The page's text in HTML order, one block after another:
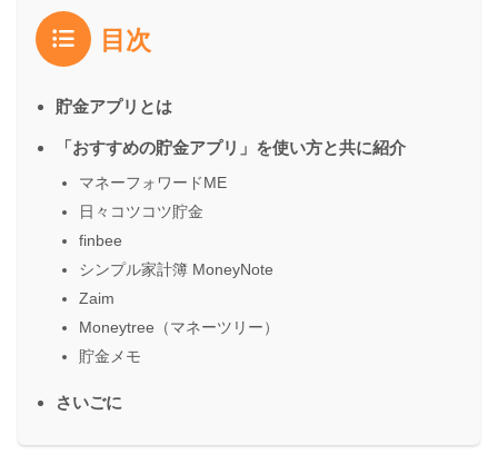
目次
貯金アプリとは
「おすすめの貯金アプリ」を使い方と共に紹介
マネーフォワードME
日々コツコツ貯金
finbee
シンプル家計簿 MoneyNote
Zaim
Moneytree（マネーツリー）
貯金メモ
さいごに